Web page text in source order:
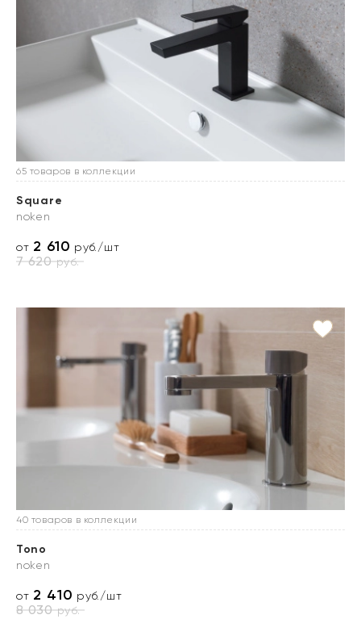
65 товаров в коллекции
Square
noken
от 2 610 руб./шт
7 620руб.
40 товаров в коллекции
Tono
noken
от 2 410 руб./шт
8 030руб.